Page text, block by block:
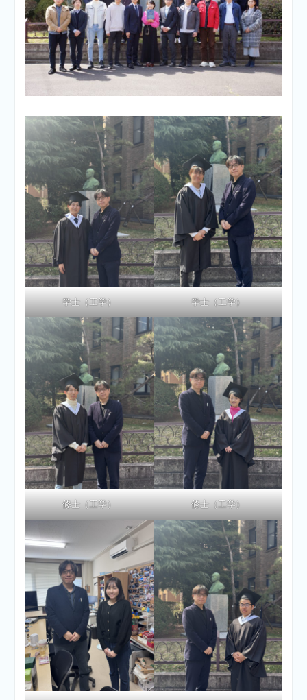
学士（工学） 学士（工学）
修士（工学） 修士（工学）